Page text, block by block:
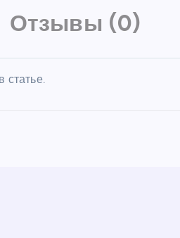
Отзывы (0)
статье.